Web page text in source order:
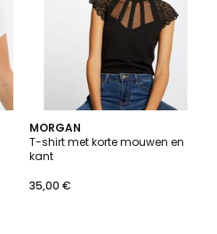
MORGAN
T-shirt met korte mouwen en
kant
35,00 €
4,8
/ 5